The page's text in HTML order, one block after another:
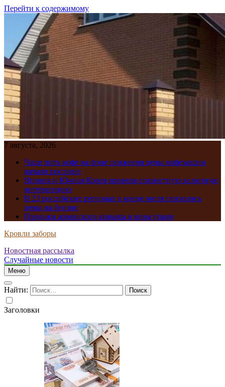
Перейти к содержимому
7 августа, 2026
Чаще пить кофе на фоне снижения цены кофемашин
начали россияне
Япония и Южная Корея провели совместную валютную
интервенцию
В 23 российских регионах в конце июля снизились
цены на бензин
Продажи армянского коньяка и вина упали
Кровли заборы
Новостная рассылка
Случайные новости
Меню
Найти:
Заголовки